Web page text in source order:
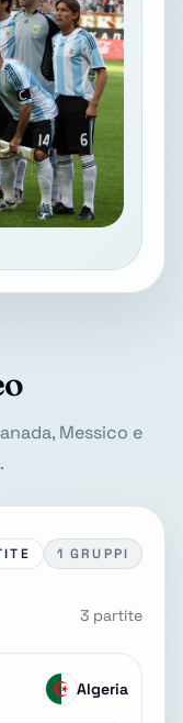
Messico e
1 GRUPPI
3 partite
Algeria